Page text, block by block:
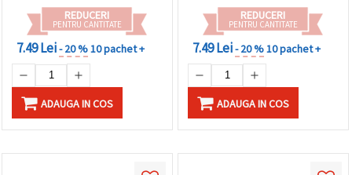
REDUCERI
PENTRU CANTITATE
7.49 Lei- 20 %10 pachet +
ADAUGA IN COS
REDUCERI
PENTRU CANTITATE
7.49 Lei- 20 %10 pachet +
ADAUGA IN COS